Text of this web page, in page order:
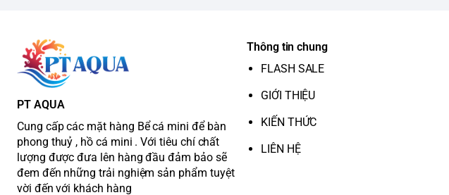
PT AQUA
Cung cấp các mặt hàng Bể cá mini để bàn
phong thuỷ , hồ cá mini . Với tiêu chí chất
lượng được đưa lên hàng đầu đảm bảo sẽ
đem đến những trải nghiệm sản phẩm tuyệt
vời đến với khách hàng
Thông tin chung
FLASH SALE
GIỚI THIỆU
KIẾN THỨC
LIÊN HỆ